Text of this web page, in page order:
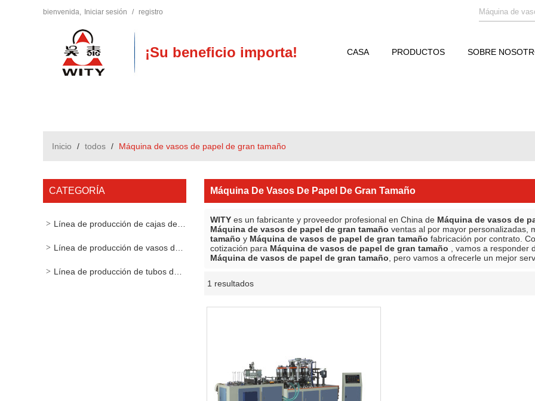
bienvenida, Iniciar sesión / registro
¡Su beneficio importa! CASA PRODUCTOS SOBRE
Inicio / todos / Máquina de vasos de papel de gran tamaño
CATEGORÍA
Línea de producción de cajas de cartón
Línea de producción de vasos de papel
Línea de producción de tubos de papel / recipientes
Máquina De Vasos De Papel De Gran Tamaño
WITY es un fabricante y proveedor profesional en China de Máquina de vasos de
Máquina de vasos de papel de gran tamaño ventas al por mayor personalizadas,
tamaño y Máquina de vasos de papel de gran tamaño fabricación por contrato.
cotización para Máquina de vasos de papel de gran tamaño , vamos a responder
Máquina de vasos de papel de gran tamaño , pero vamos a ofrecerle un mejor
1 resultados